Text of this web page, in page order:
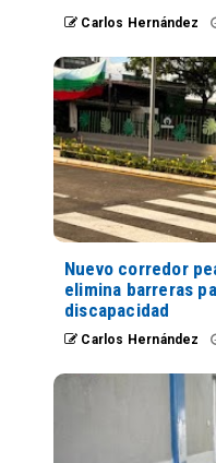
Carlos Hernández
Nuevo corredor
elimina barreras
discapacidad
Carlos Hernández